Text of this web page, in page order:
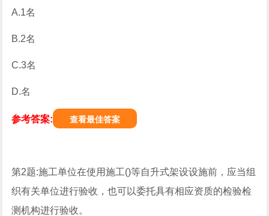
A.1名
B.2名
C.3名
D.名
参考答案: 查看最佳答案
第2题:施工单位在使用施工()等自升式架设设施前，应当组
织有关单位进行验收，也可以委托具有相应资质的检验检
测机构进行验收。